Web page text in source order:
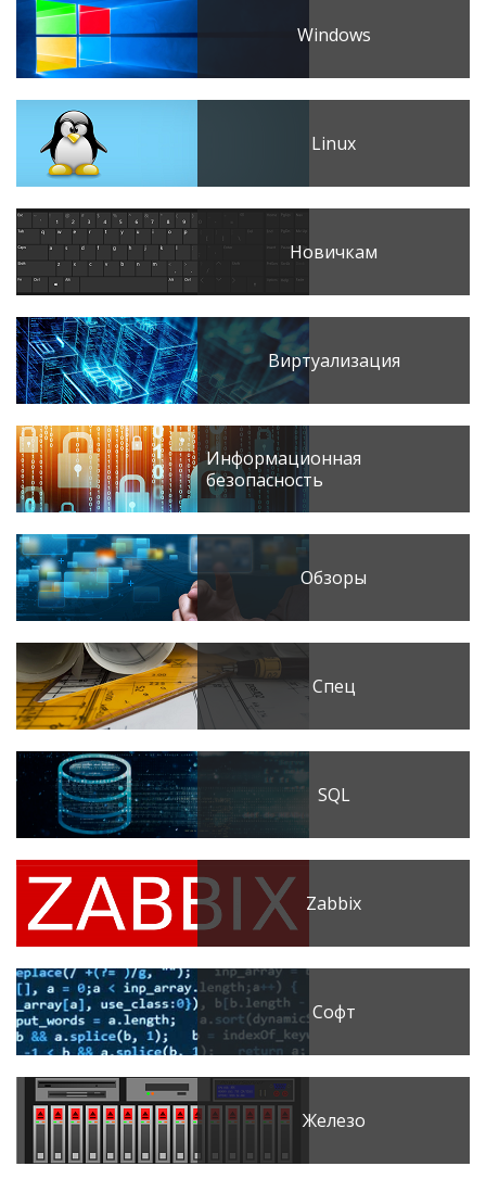
Windows
Linux
Новичкам
Виртуализация
Информационная
безопасность
Обзоры
Спец
SQL
Zabbix
Софт
Железо